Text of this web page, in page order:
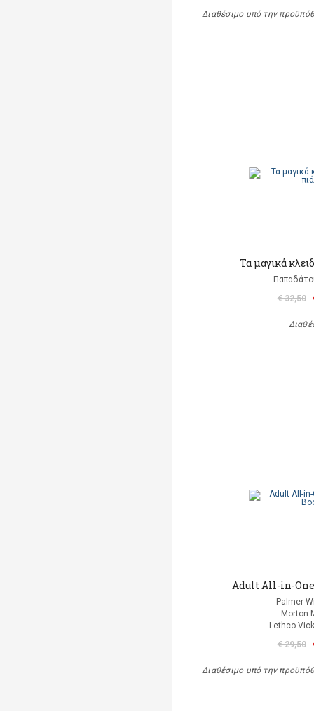
Διαθέσιμο υπό την
Τα μαγικά
€ 32,50
Adult All-in-One
Palmer
Morton
Lethco
€ 29,50
Διαθέσιμο υπό την